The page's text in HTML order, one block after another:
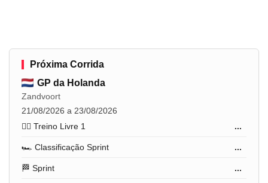
Próxima Corrida
GP da Holanda
Zandvoort
21/08/2026 a 23/08/2026
🏋️‍♂️ Treino Livre 1
...
🏎️ Classificação Sprint ...
🏁 Sprint ...